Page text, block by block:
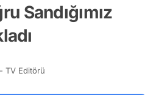
Sandığımız
- TV Editörü